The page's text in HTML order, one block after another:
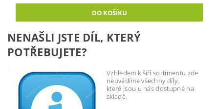
NENAŠLI JSTE DÍL, KTERÝ
POTŘEBUJETE?
Vzhledem k šíři sortimentu zde
neuvádíme všechny díly,
které jsou u nás dostupné na
skladě.